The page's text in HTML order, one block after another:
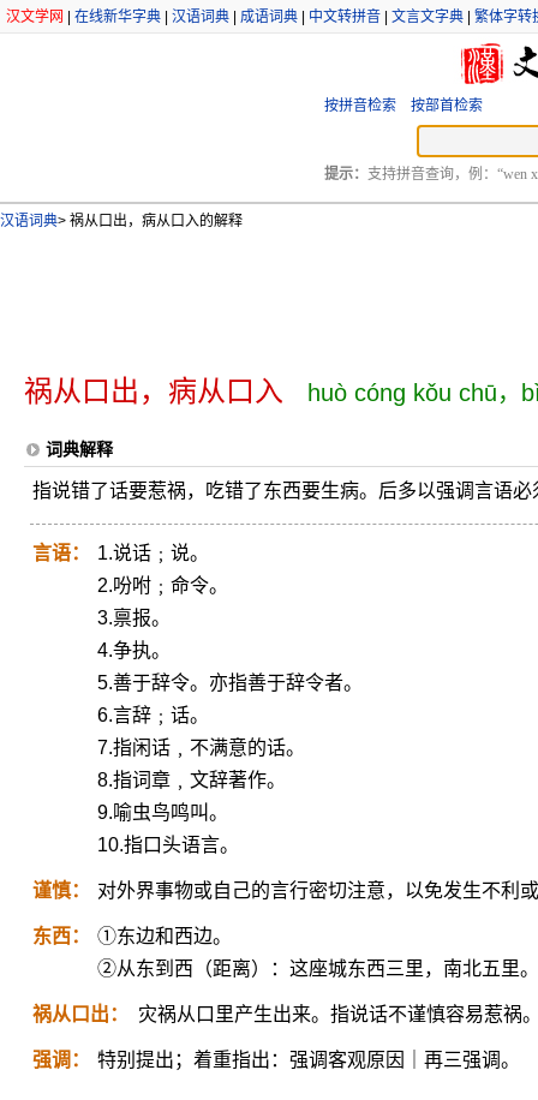
汉文学网 在线新华字典 汉语词典 成语词典 中文转拼音 文言文字典 繁体字转
按拼音检索 按部首检索
提示： 支持拼音查询，例：“wen
汉语词典> 祸从口出，病从口入的解释
祸从口出，病从口入 huò cóng kǒu chū，
词典解释
指说错了话要惹祸，吃错了东西要生病。后多以强调言语必
言语：
1.说话﹔说。
2.吩咐﹔命令。
3.禀报。
4.争执。
5.善于辞令。亦指善于辞令者。
6.言辞﹔话。
7.指闲话﹐不满意的话。
8.指词章﹐文辞著作。
9.喻虫鸟鸣叫。
10.指口头语言。
谨慎： 对外界事物或自己的言行密切注意，以免发生不利
东西：
①东边和西边。
②从东到西（距离）：这座城东西三里，南北五里。
祸从口出： 灾祸从口里产生出来。指说话不谨慎容易惹祸
强调： 特别提出；着重指出：强调客观原因｜再三强调。